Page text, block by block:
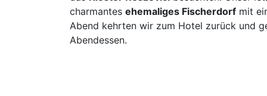
charmantes ehemaliges Fischerdorf mit
Abend kehrten wir zum Hotel zurück und
Abendessen.